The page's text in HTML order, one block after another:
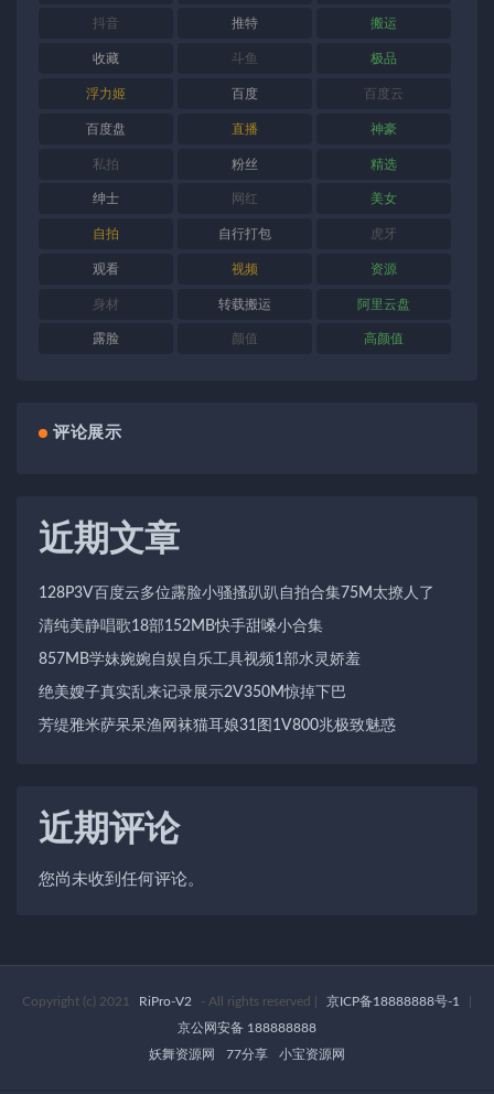
抖音 推特 搬运
收藏 斗鱼 极品
浮力姬 百度 百度云
百度盘 直播 神豪
私拍 粉丝 精选
绅士 网红 美女
自拍 自行打包 虎牙
观看 视频 资源
身材 转载搬运 阿里云盘
露脸 颜值 高颜值
评论展示
近期文章
128P3V百度云多位露脸小骚搔趴趴自拍合集75M太撩人了
清纯美静唱歌18部152MB快手甜嗓小合集
857MB学妹婉婉自娱自乐工具视频1部水灵娇羞
绝美嫂子真实乱来记录展示2V350M惊掉下巴
芳缇雅米萨呆呆渔网袜猫耳娘31图1V800兆极致魅惑
近期评论
您尚未收到任何评论。
Copyright (c) 2021 RiPro-V2 - All rights reserved 京ICP备18888888号-1
京公网安备 188888888
妖舞资源网
77分享 小宝资源网